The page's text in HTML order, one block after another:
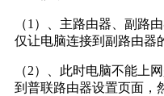
（1）、主路由器、副路
仅让电脑连接到副路由器
（2）、此时电脑不能上
到普联路由器设置页面，